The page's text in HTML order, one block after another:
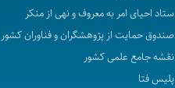
ستاد احیای امر به معروف و نهی از منکر
صندوق حمایت از پژوهشگران و فناوران کشور
نقشه جامع علمی کشور
پلیس فتا